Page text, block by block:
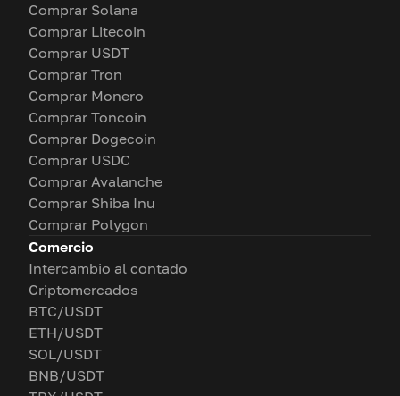
Comprar Solana
Comprar Litecoin
Comprar USDT
Comprar Tron
Comprar Monero
Comprar Toncoin
Comprar Dogecoin
Comprar USDC
Comprar Avalanche
Comprar Shiba Inu
Comprar Polygon
Comercio
Intercambio al contado
Criptomercados
BTC/USDT
ETH/USDT
SOL/USDT
BNB/USDT